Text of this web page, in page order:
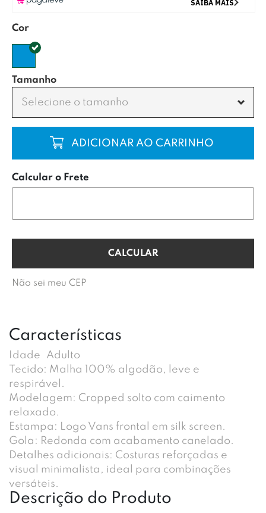
Cor
Tamanho
Selecione o tamanho
COMPRAR
Calcular o Frete
Não sei meu CEP
Características
Idade
Adulto
Tecido: Malha 100% algodão, leve e
respirável.
Modelagem: Cropped solto com caimento
relaxado.
Estampa: Logo Vans frontal em silk screen.
Gola: Redonda com acabamento canelado.
Detalhes adicionais: Costuras reforçadas e
visual minimalista, ideal para combinações
versáteis.
Descrição do Produto